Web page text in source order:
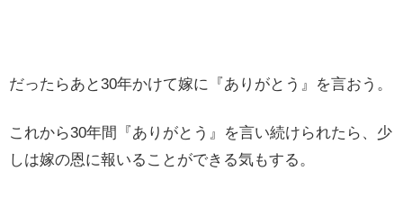
だったらあと30年かけて嫁に『ありがとう』を言おう。
これから30年間『ありがとう』を言い続けられたら、少
しは嫁の恩に報いることができる気もする。